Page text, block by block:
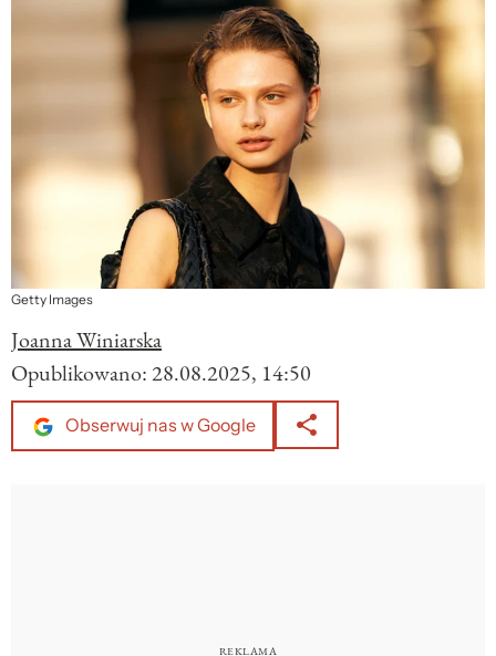
Getty Images
Joanna Winiarska
Opublikowano:28.08.2025, 14:50
Obserwuj nas w Google